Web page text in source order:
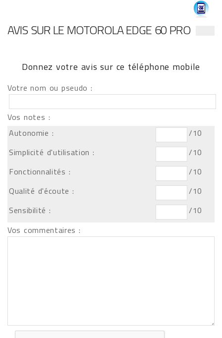
AVIS SUR LE MOTOROLA EDGE 60 PRO
Donnez votre avis sur ce téléphone mobile
Votre nom ou pseudo :
Vos notes :
Autonomie :
/10
Simplicité d'utilisation :
/10
Fonctionnalités :
/10
Qualité d'écoute :
/10
Sensibilité :
/10
Vos commentaires :